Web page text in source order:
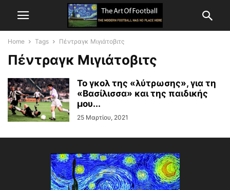
Home Tags Πέντραγκ Μιγιάτοβιτς
Πέντραγκ Μιγιάτοβιτς
Το γκολ της «λύτρωσης», για τη
«Βασίλισσα» και της παιδικής
μου...
25 Μαρτίου, 2021